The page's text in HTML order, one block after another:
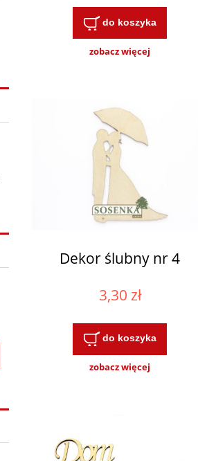
do koszyka
zobacz więcej
Dekor ślubny nr 4
3,30 zł
do koszyka
zobacz więcej